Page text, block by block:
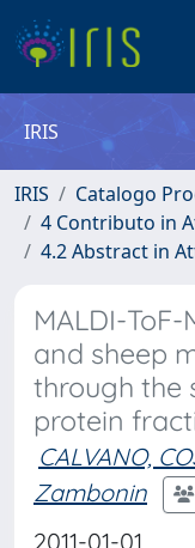
IRIS
IRIS
Catalogo
4 Contributo in
4.2 Abstract in
MALDI-
and sheep
through the
protein
CALVANO,
Zambonin
2011-01-01